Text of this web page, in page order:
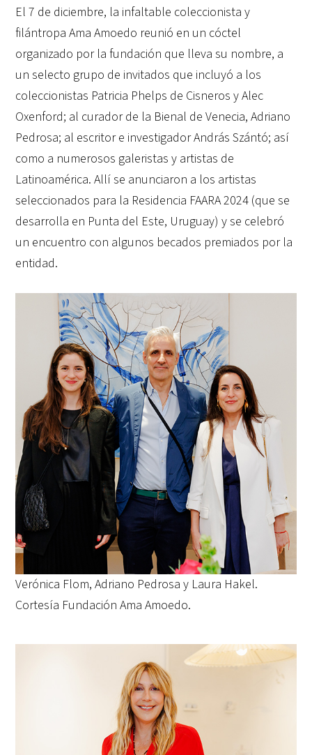
El 7 de diciembre, la infaltable coleccionista y
filántropa Ama Amoedo reunió en un cóctel
organizado por la fundación que lleva su nombre, a
un selecto grupo de invitados que incluyó a los
coleccionistas Patricia Phelps de Cisneros y Alec
Oxenford; al curador de la Bienal de Venecia, Adriano
Pedrosa; al escritor e investigador András Szántó; así
como a numerosos galeristas y artistas de
Latinoamérica. Allí se anunciaron a los artistas
seleccionados para la Residencia FAARA 2024 (que se
desarrolla en Punta del Este, Uruguay) y se celebró
un encuentro con algunos becados premiados por la
entidad.
Verónica Flom, Adriano Pedrosa y Laura Hakel.
Cortesía Fundación Ama Amoedo.